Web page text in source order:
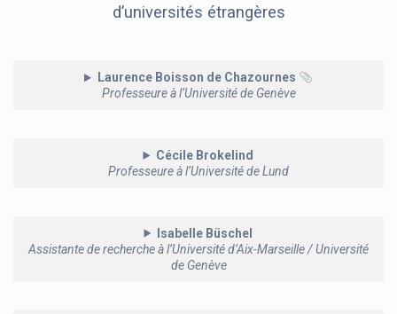
d’universités étrangères
Laurence Boisson de Chazournes
Professeure à l’Université de Genève
Cécile Brokelind
Professeure à l’Université de Lund
Isabelle Büschel
Assistante de recherche à l’Université d’Aix-Marseille / Université
de Genève